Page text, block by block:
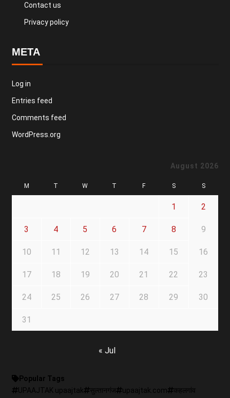
Contact us
Privacy policy
META
Log in
Entries feed
Comments feed
WordPress.org
August 2026
M T W T F S S
1 2
3 4 5 6 7 8 9
10 11 12 13 14 15 16
17 18 19 20 21 22 23
24 25 26 27 28 29 30
31
« Jul
Popular Tags
UPAAJTAK upaajtak
सुल्तानगंज upaajtak.com
कहलगांव